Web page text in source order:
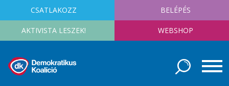
CSATLAKOZZ BELÉPÉS
AKTIVISTA LESZEK! WEBSHOP